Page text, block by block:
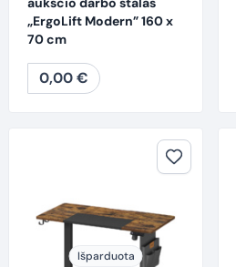
„ErgoLift Modern” 160 x
70 cm
0,00€
Išparduota